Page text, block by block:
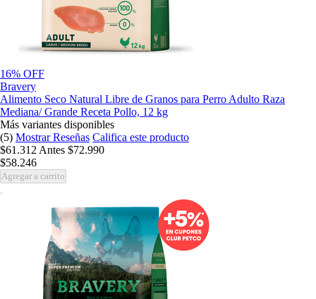
16% OFF
Bravery
Alimento Seco Natural Libre de Granos para Perro Adulto Raza
Mediana/ Grande Receta Pollo, 12 kg
Más variantes disponibles
(5) Mostrar Reseñas Califica este producto
$61.312 Antes $72.990
$58.246
Agregar a carrito